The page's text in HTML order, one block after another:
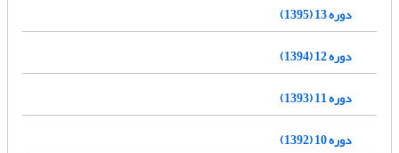
دوره 13 (1395)
دوره 12 (1394)
دوره 11 (1393)
دوره 10 (1392)